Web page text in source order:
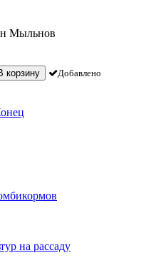
Мыльнов
корзину Добавлено
на рассаду